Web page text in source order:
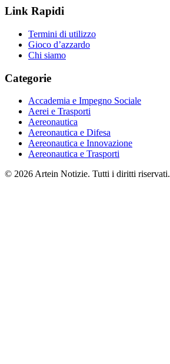
Link Rapidi
Termini di utilizzo
Gioco d’azzardo
Chi siamo
Categorie
Accademia e Impegno Sociale
Aerei e Trasporti
Aereonautica
Aereonautica e Difesa
Aereonautica e Innovazione
Aereonautica e Trasporti
© 2026 Artein Notizie. Tutti i diritti riservati.